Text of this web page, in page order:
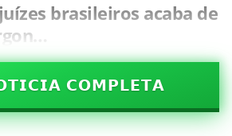
brasileiros acaba de
𝗖𝗢𝗠𝗣𝗟𝗘𝗧𝗔